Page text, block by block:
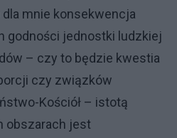
mnie konsekwencja
godności jednostki ludzkiej
– czy to będzie kwestia
czy związków
Kościół – istotą
obszarach jest